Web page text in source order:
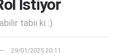
İstiyor
tabii ki :)
29/01/2025 20:11